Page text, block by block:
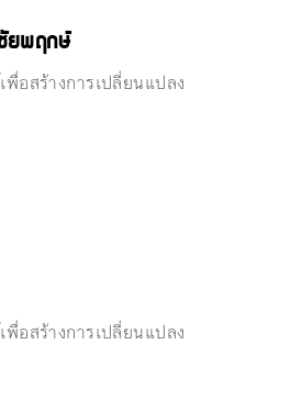
ยพฤกษ์
อสร้างการเปลี่ยนแปลง
อสร้างการเปลี่ยนแปลง